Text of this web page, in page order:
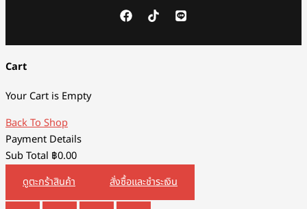
Cart
Your Cart is Empty
Back To Shop
Payment Details
Sub Total ฿0.00
ดูตะกร้าสินค้า
สั่งซื้อและชำระเงิน